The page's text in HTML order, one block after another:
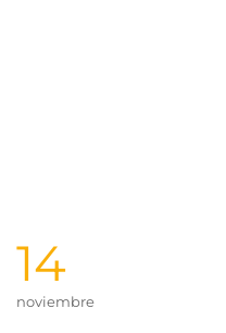
0 COMENTARIOS
Descarga la versión en